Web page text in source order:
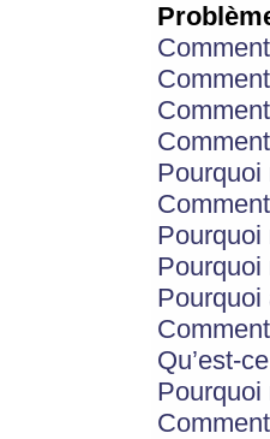
Pourquoi
Pourquoi
Pourquoi
Pourquoi
Qu’est-
Pourquoi